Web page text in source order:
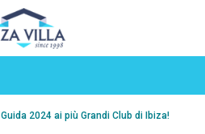
Guida 2024 ai più Grandi Club di Ibiza!